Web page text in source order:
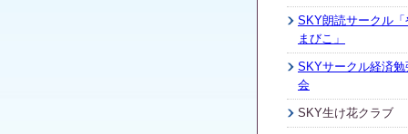
SKY朗読サークル「
まびこ」
SKYサークル経済勉
会
SKY生け花クラブ